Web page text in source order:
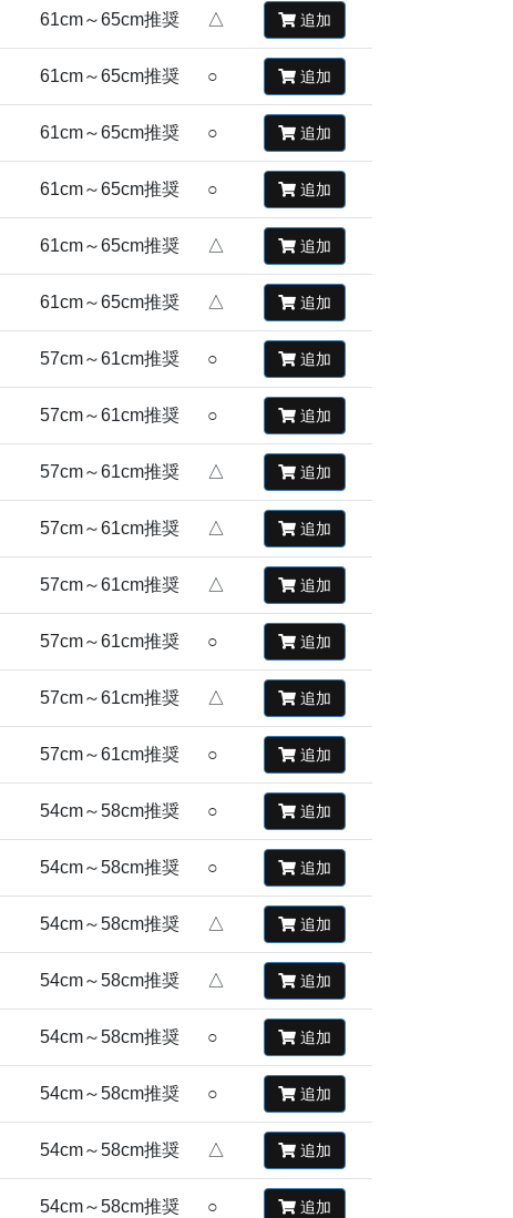
61cm～65cm推奨 △ 追加
61cm～65cm推奨 ○ 追加
61cm～65cm推奨 ○ 追加
61cm～65cm推奨 ○ 追加
61cm～65cm推奨 △ 追加
61cm～65cm推奨 △ 追加
57cm～61cm推奨 ○ 追加
57cm～61cm推奨 ○ 追加
57cm～61cm推奨 △ 追加
57cm～61cm推奨 △ 追加
57cm～61cm推奨 △ 追加
57cm～61cm推奨 ○ 追加
57cm～61cm推奨 △ 追加
57cm～61cm推奨 ○ 追加
54cm～58cm推奨 ○ 追加
54cm～58cm推奨 ○ 追加
54cm～58cm推奨 △ 追加
54cm～58cm推奨 △ 追加
54cm～58cm推奨 ○ 追加
54cm～58cm推奨 ○ 追加
54cm～58cm推奨 △ 追加
54cm～58cm推奨 ○ 追加